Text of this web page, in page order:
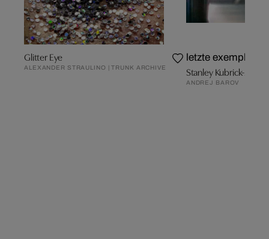
Glitter Eye
ALEXANDER STRAULINO | TRUNK ARCHIVE
letzte exemplare
Stanley Kubrick-2001:
ANDREJ BAROV